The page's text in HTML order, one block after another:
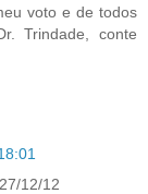
voto e de todos
Trindade, conte
12/12